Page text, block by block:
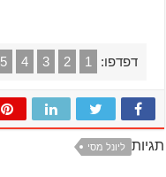
דפדפו: 1
2
3
4
5
תגיות ליונל מסי